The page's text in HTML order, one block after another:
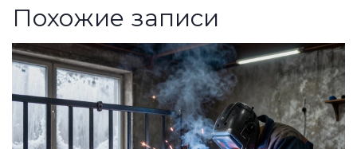
Похожие записи